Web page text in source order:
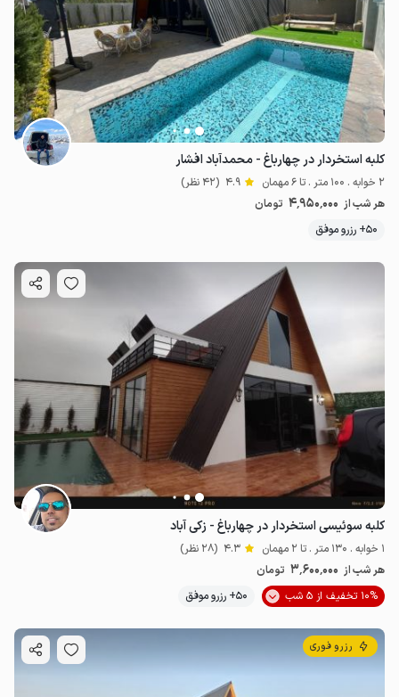
کلبه استخردار در چهارباغ - محمدآباد افشار
2 خوابه . 100 متر . تا 6 مهمان 4.9 (42 نظر)
هر شب از 4٬950٬000 تومان
50+ رزرو موفق
کلبه سوئیسی استخردار در چهارباغ - زکی آباد
1 خوابه . 130 متر . تا 2 مهمان 4.3 (28 نظر)
هر شب از 3٬600٬000 تومان
10% تخفیف از 5 شب
50+ رزرو موفق
رزرو فوری